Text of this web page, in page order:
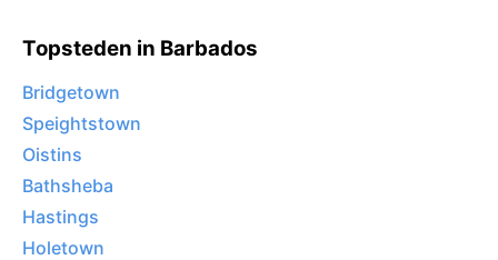
Topsteden in Barbados
Bridgetown
Speightstown
Oistins
Bathsheba
Hastings
Holetown